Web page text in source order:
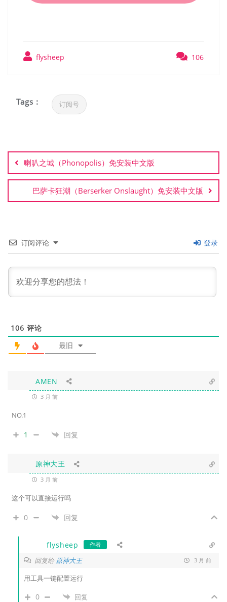
flysheep 106
Tags : 订阅号
章
导
航
喇叭之城（Phonopolis）免安装中文版
巴萨卡狂潮（Berserker Onslaught）免安装中文版
订阅评论 登录
106 评论
最旧
AMEN
3 月 前
NO.1
1 回复
原神大王
3 月 前
这个可以直接运行吗
0 回复
flysheep 作者
回复给原神大王 3 月 前
用工具一键配置运行
0 回复